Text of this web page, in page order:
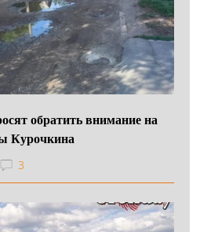
обратить внимание на
Курочкина
3